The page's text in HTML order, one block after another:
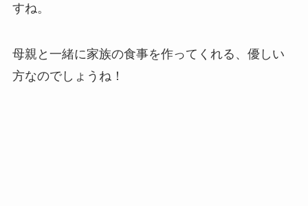
すね。
母親と一緒に家族の食事を作ってくれる、優しい
方なのでしょうね！